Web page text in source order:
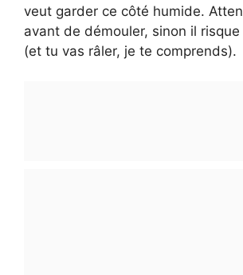
veut garder ce côté humide.
avant de démouler, sinon il
(et tu vas râler, je te comprends).